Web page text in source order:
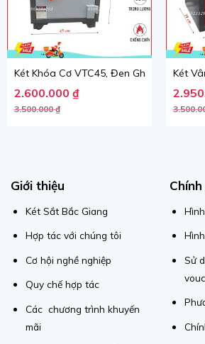
Két Khóa Cơ VTC45, Đen Ghi, Việt Tiệp,
3.500.000₫
Giá gốc là: 3.500.000 ₫.
2.600.000 ₫
Giá hiện tại là: 2.600.000 ₫.
Két
Giá
Giá
Giới thiệu
Két Sắt Bắc Giang
Hợp tác với chúng tôi
Cơ hội nghề nghiệp
Quy chế hợp tác
Các chương trình khuyến
mãi
Sử